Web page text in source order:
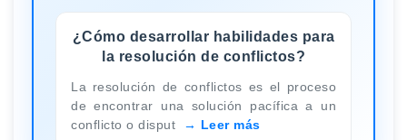
¿Cómo desarrollar habilidades para
la resolución de conflictos?
La resolución de conflictos es el proceso
de encontrar una solución pacífica a un
conflicto o disput
Leer más